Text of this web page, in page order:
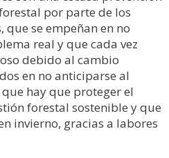
por parte de los
se empeñan en no
real y que cada vez
debido al cambio
en no anticiparse al
hay que proteger el
forestal sostenible y que
invierno, gracias a labores